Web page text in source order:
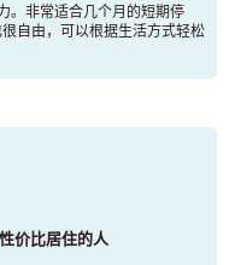
。非常适合几个月的短期停
自由，可以根据生活方式轻松
价比居住的人